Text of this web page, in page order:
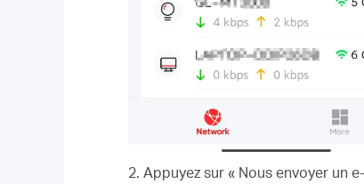
2. Appuyez sur « Nous envoyer un